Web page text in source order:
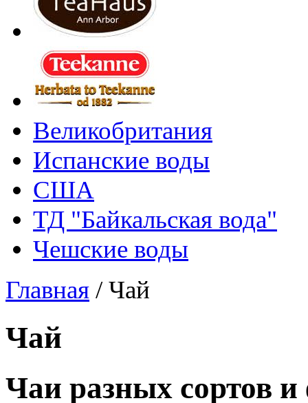
Великобритания
Испанские воды
США
ТД "Байкальская вода"
Чешские воды
Главная /Чай
Чай
Чаи разных сортов и